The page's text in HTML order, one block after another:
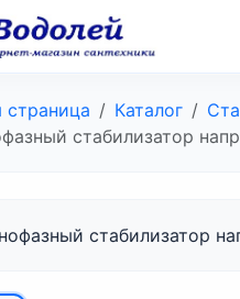
страница Каталог
стабилизатор